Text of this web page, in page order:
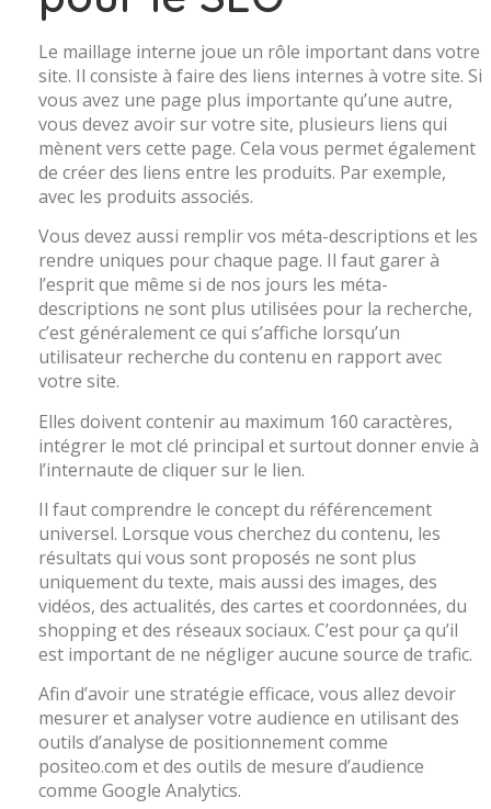
Le maillage interne joue un rôle important dans votre
site. Il consiste à faire des liens internes à votre site. Si
vous avez une page plus importante qu’une autre,
vous devez avoir sur votre site, plusieurs liens qui
mènent vers cette page. Cela vous permet également
de créer des liens entre les produits. Par exemple,
avec les produits associés.
Vous devez aussi remplir vos méta-descriptions et les
rendre uniques pour chaque page. Il faut garer à
l’esprit que même si de nos jours les méta-
descriptions ne sont plus utilisées pour la recherche,
c’est généralement ce qui s’affiche lorsqu’un
utilisateur recherche du contenu en rapport avec
votre site.
Elles doivent contenir au maximum 160 caractères,
intégrer le mot clé principal et surtout donner envie à
l’internaute de cliquer sur le lien.
Il faut comprendre le concept du référencement
universel. Lorsque vous cherchez du contenu, les
résultats qui vous sont proposés ne sont plus
uniquement du texte, mais aussi des images, des
vidéos, des actualités, des cartes et coordonnées, du
shopping et des réseaux sociaux. C’est pour ça qu’il
est important de ne négliger aucune source de trafic.
Afin d’avoir une stratégie efficace, vous allez devoir
mesurer et analyser votre audience en utilisant des
outils d’analyse de positionnement comme
positeo.com et des outils de mesure d’audience
comme Google Analytics.